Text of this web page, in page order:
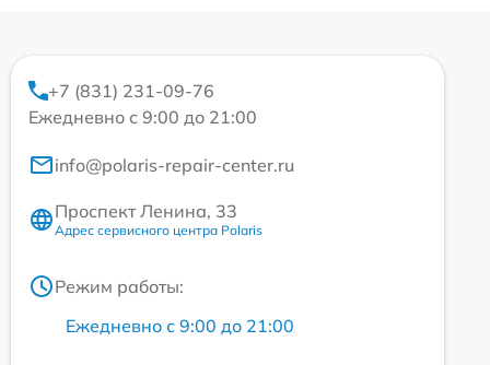
+7 (831) 231-09-76
Ежедневно с 9:00 до 21:00
info@polaris-repair-center.ru
Проспект Ленина, 33
Адрес сервисного центра Polaris
Режим работы:
Ежедневно с 9:00 до 21:00